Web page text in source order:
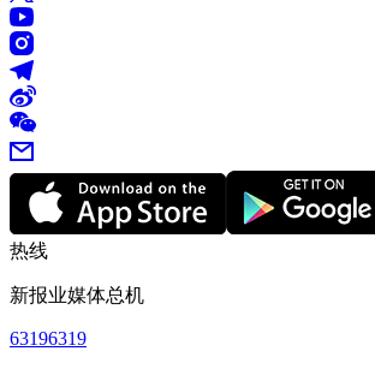
热线
新报业媒体总机
63196319